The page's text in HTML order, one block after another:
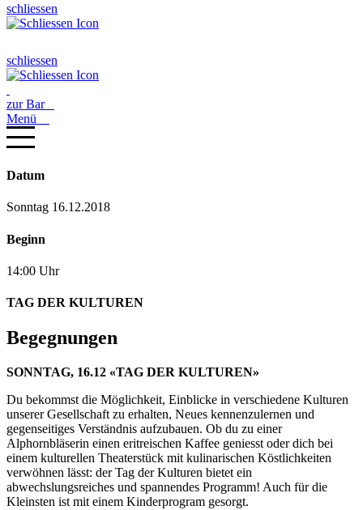
schliessen
schliessen
zur Bar
Menü
Datum
Sonntag 16.12.2018
Beginn
14:00 Uhr
TAG DER KULTUREN
Begegnungen
SONNTAG, 16.12 «TAG DER KULTUREN»
Du bekommst die Möglichkeit, Einblicke in verschiedene Kulturen
unserer Gesellschaft zu erhalten, Neues kennenzulernen und
gegenseitiges Verständnis aufzubauen. Ob du zu einer
Alphornbläserin einen eritreischen Kaffee geniesst oder dich bei
einem kulturellen Theaterstück mit kulinarischen Köstlichkeiten
verwöhnen lässt: der Tag der Kulturen bietet ein
abwechslungsreiches und spannendes Programm! Auch für die
Kleinsten ist mit einem Kinderprogram gesorgt.